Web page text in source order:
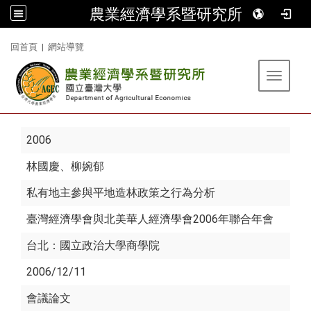
農業經濟學系暨研究所
回首頁 | 網站導覽
Toggle
2006
林國慶、柳婉郁
私有地主參與平地造林政策之行為分析
臺灣經濟學會與北美華人經濟學會2006年聯合年會
台北：國立政治大學商學院
2006/12/11
會議論文